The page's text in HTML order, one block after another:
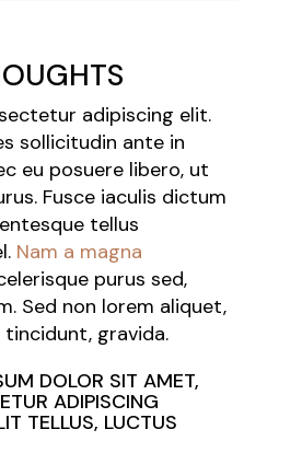
adipiscing elit.
sollicitudin ante in
eu posuere libero, ut
Fusce iaculis dictum
tellus
Nam a magna
purus sed,
Sed non lorem aliquet,
tincidunt, gravida.
DOLOR SIT AMET,
ADIPISCING
TELLUS, LUCTUS